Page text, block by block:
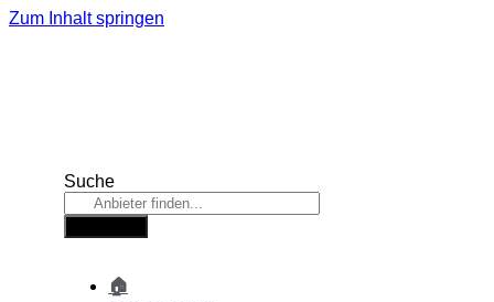
Zum Inhalt springen
Suche
🏠